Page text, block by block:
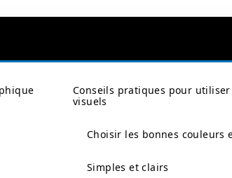
Conseils pratiques pour
visuels
Choisir les bonnes couleurs
Simples et clairs